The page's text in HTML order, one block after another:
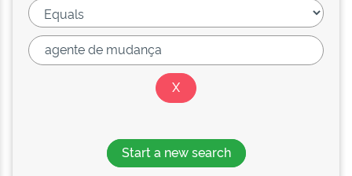
Start a new search